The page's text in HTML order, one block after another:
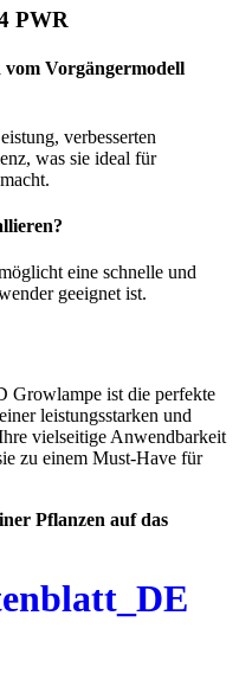
PWR
vom Vorgängermodell
verbesserten
was sie ideal für
eine schnelle und
geeignet ist.
Growlampe ist die perfekte
leistungsstarken und
vielseitige Anwendbarkeit
zu einem Must-Have für
Pflanzen auf das